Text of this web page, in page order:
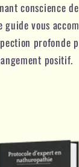
conscience
guide vous
profonde
positif.